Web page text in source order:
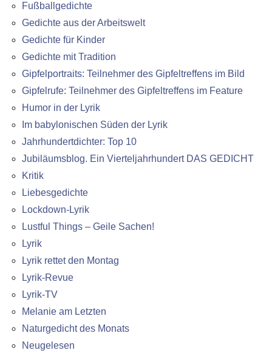
Fußballgedichte
Gedichte aus der Arbeitswelt
Gedichte für Kinder
Gedichte mit Tradition
Gipfelportraits: Teilnehmer des Gipfeltreffens im Bild
Gipfelrufe: Teilnehmer des Gipfeltreffens im Feature
Humor in der Lyrik
Im babylonischen Süden der Lyrik
Jahrhundertdichter: Top 10
Jubiläumsblog. Ein Vierteljahrhundert DAS GEDICHT
Kritik
Liebesgedichte
Lockdown-Lyrik
Lustful Things – Geile Sachen!
Lyrik
Lyrik rettet den Montag
Lyrik-Revue
Lyrik-TV
Melanie am Letzten
Naturgedicht des Monats
Neugelesen